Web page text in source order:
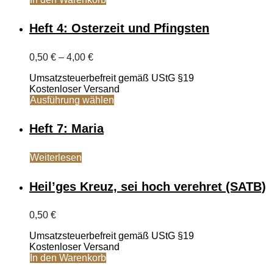
Heft 4: Osterzeit und Pfingsten
0,50 € – 4,00 €Preisspanne:
bis
4,00 €
Umsatzsteuerbefreit gemäß UStG §19
Kostenloser Versand
Ausführung wählen
können
gewählt
werden
Heft 7: Maria
Weiterlesen
Heil’ges Kreuz, sei hoch verehret (SATB)
0,50 €
Umsatzsteuerbefreit gemäß UStG §19
Kostenloser Versand
In den Warenkorb